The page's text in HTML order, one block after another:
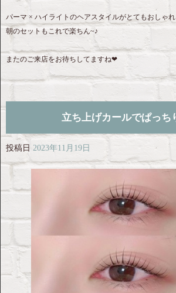
パーマ × ハイライトのヘアスタイルがとてもおしゃ
朝のセットもこれで楽ちん~♪
またのご来店をお待ちしてますね❤︎
立ち上げカールでぱっ
投稿日 2023年11月19日